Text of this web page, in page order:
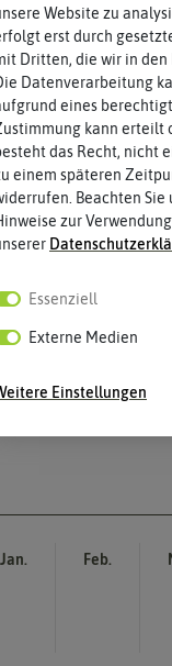
das Bild fahren
Jan. Feb.
Website zu
erst durch
Dritten, die wir in den
Datenverarbeitung
eines
kann erteilt
das Recht, nicht
einem späteren
Beachten Sie
zur
Essenziell
Externe Medien
Einstellungen